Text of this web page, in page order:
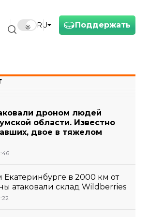
Поддержать
RU
дроном людей
области. Известно
двое в тяжелом
в 2000 км от
атаковали склад Wildberries